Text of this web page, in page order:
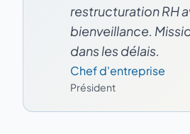
restructuration RH
bienveillance.
dans les délais.
Chef d'entreprise
Président